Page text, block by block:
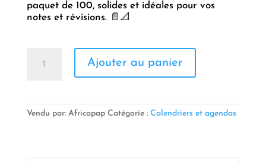
paquet de 100, solides et idéales pour vos
notes et révisions. 📄📐
BL
g
Ajouter au panier
Vendu par: Africapap Catégorie : Calendriers et agendas